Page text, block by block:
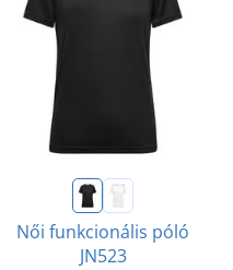
Női funkcionális póló
JN523